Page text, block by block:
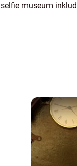
museum